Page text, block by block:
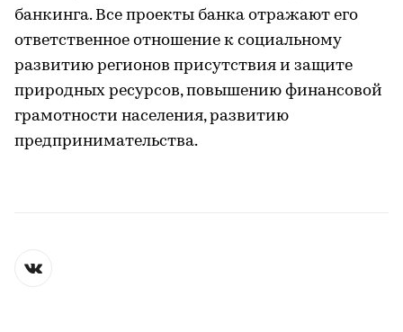
банкинга. Все проекты банка отражают его
ответственное отношение к социальному
развитию регионов присутствия и защите
природных ресурсов, повышению финансовой
грамотности населения, развитию
предпринимательства.